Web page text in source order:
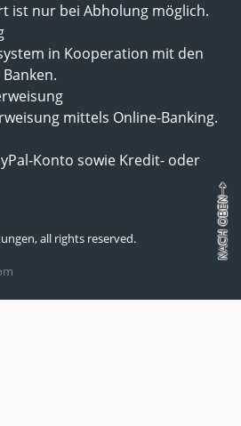
ist nur bei Abholung möglich.
in Kooperation mit den
mittels Online-Banking.
Konto sowie Kredit- oder
all rights reserved.